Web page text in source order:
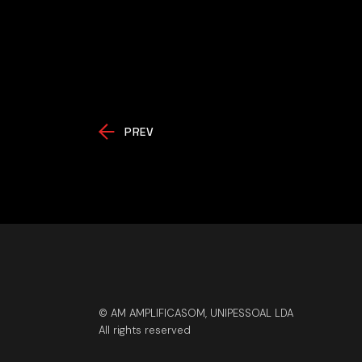
PREV
© AM AMPLIFICASOM, UNIPESSOAL LDA
All rights reserved